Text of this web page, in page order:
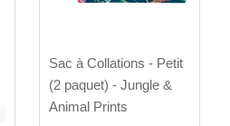
Sac à Collations - Petit
(2 paquet) - Jungle &
Animal Prints